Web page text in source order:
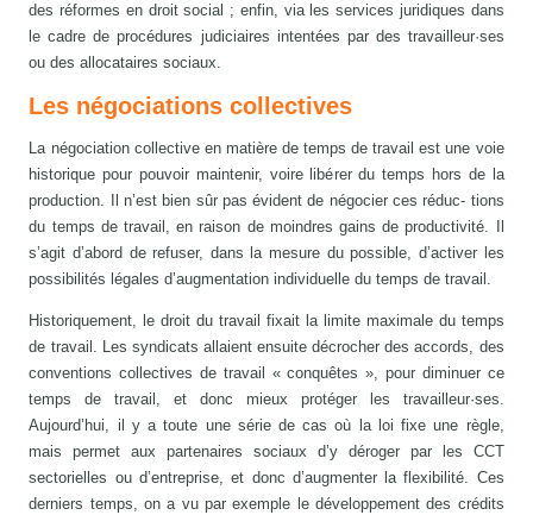
des réformes en droit social ; enfin, via les services juridiques dans
le cadre de procédures judiciaires intentées par des travailleur·ses
ou des allocataires sociaux.
Les négociations collectives
La négociation collective en matière de temps de travail est une voie
historique pour pouvoir maintenir, voire libérer du temps hors de la
production. Il n’est bien sûr pas évident de négocier ces réduc- tions
du temps de travail, en raison de moindres gains de productivité. Il
s’agit d’abord de refuser, dans la mesure du possible, d’activer les
possibilités légales d’augmentation individuelle du temps de travail.
Historiquement, le droit du travail fixait la limite maximale du temps
de travail. Les syndicats allaient ensuite décrocher des accords, des
conventions collectives de travail « conquêtes », pour diminuer ce
temps de travail, et donc mieux protéger les travailleur·ses.
Aujourd’hui, il y a toute une série de cas où la loi fixe une règle,
mais permet aux partenaires sociaux d’y déroger par les CCT
sectorielles ou d’entreprise, et donc d’augmenter la flexibilité. Ces
derniers temps, on a vu par exemple le développement des crédits